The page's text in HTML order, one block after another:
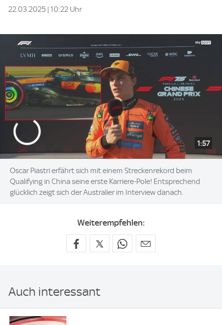
22.03.2025 | 10:22 Uhr
1:57
Oscar Piastri erfährt sich mit einem Streckenrekord beim
Qualifying in China seine erste Karriere-Pole! Entsprechend
glücklich zeigt sich der Australier im Interview danach.
Weiterempfehlen:
Auch interessant